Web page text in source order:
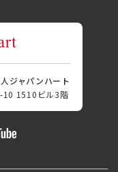
ジャパンハート
10 1510ビル3階